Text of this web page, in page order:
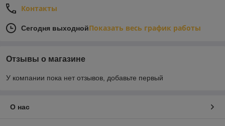
Контакты
Сегодня выходнойПоказать весь график работы
Отзывы о магазине
У компании пока нет отзывов, добавьте первый
О нас